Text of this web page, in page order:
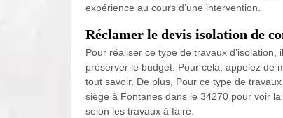
expérience au cours d’une intervention.
Réclamer le devis isolation de
Pour réaliser ce type de travaux
préserver le budget. Pour cela, appelez de
tout savoir. De plus, Pour ce type de
siège à Fontanes dans le 34270 pour voir
selon les travaux à faire.